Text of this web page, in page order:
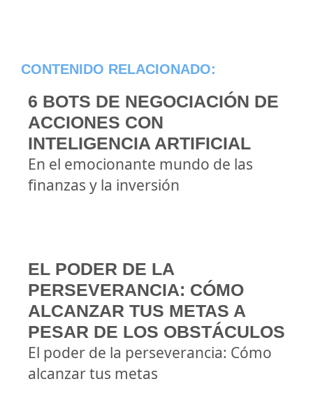
CONTENIDO RELACIONADO:
6 BOTS DE NEGOCIACIÓN DE
ACCIONES CON
INTELIGENCIA ARTIFICIAL
En el emocionante mundo de las
finanzas y la inversión
EL PODER DE LA
PERSEVERANCIA: CÓMO
ALCANZAR TUS METAS A
PESAR DE LOS OBSTÁCULOS
El poder de la perseverancia: Cómo
alcanzar tus metas